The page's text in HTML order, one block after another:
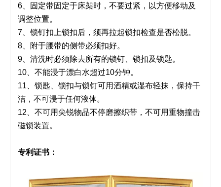
6、固定带固定于床架时，不要过紧，以方便移动及
调整位置。
7、锁钉扣上锁扣后，须再拉起锁扣检查是否松脱。
8、附于腰带的侧带必须扣好。
9、清洗时必须除去所有的锁钉、锁扣及锁匙。
10、不能浸于漂白水超过10分钟。
11、锁匙、锁扣与锁钉可用酒精或湿布轻抹，保持干
洁，不可浸于任何液体。
12、不可用尖锐物品不停磨擦织带，不可用重物撞击
磁锁装置。
专利证书：